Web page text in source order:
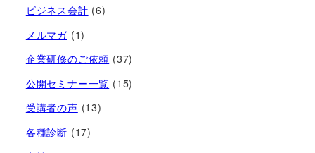
ビジネス会計 (6)
メルマガ (1)
企業研修のご依頼 (37)
公開セミナー一覧 (15)
受講者の声 (13)
各種診断 (17)